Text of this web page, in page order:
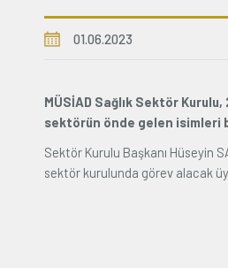
01.06.2023
MÜSİAD Sağlık Sektör
sektörün önde gelen isimleri
Sektör Kurulu Başkanı Hüseyin
sektör kurulunda görev alacak